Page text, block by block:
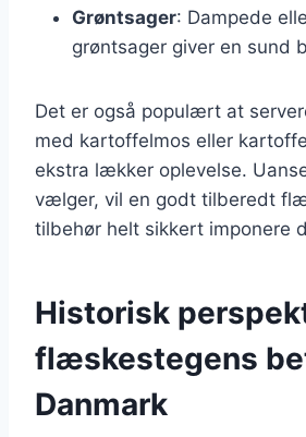
Grøntsager: Dampede
grøntsager giver en sund
Det er også populært at
med kartoffelmos eller
ekstra lækker oplevelse.
vælger, vil en godt tilberedt
tilbehør helt sikkert imponere
Historisk
flæskestegens
Danmark